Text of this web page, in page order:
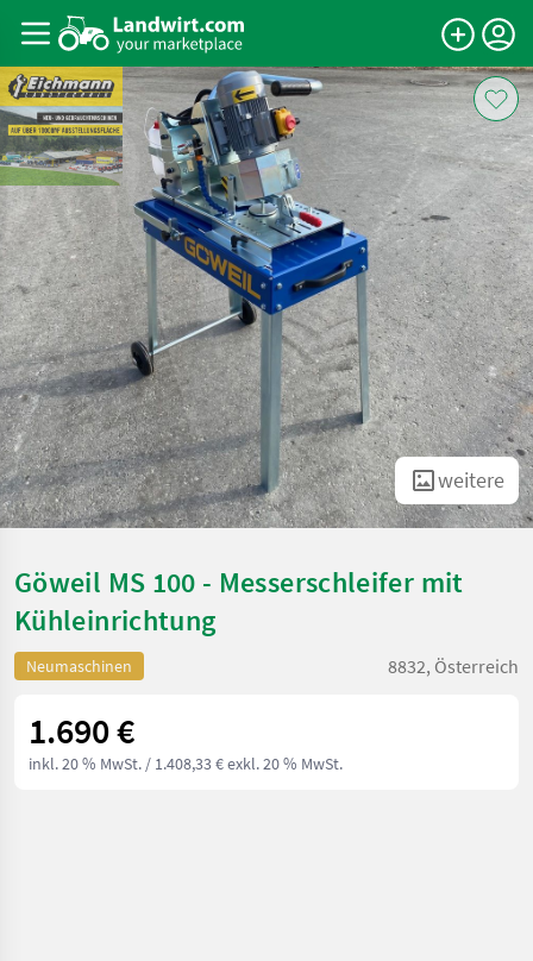
weitere
Göweil MS 100 - Messerschleifer mit
Kühleinrichtung
Neumaschinen 8832, Österreich
1.690 €
inkl. 20 % MwSt. / 1.408,33 € exkl. 20 % MwSt.